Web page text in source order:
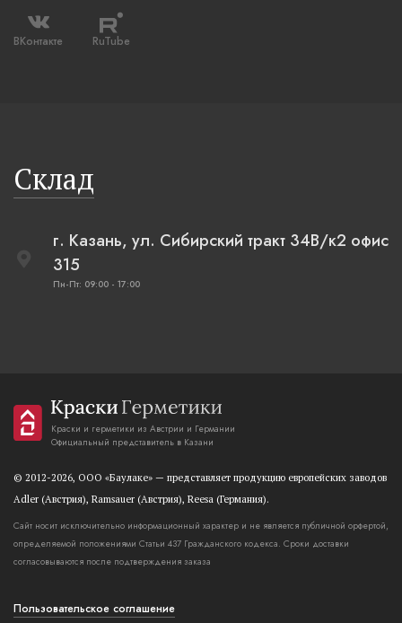
ВКонтакте RuTube
Склад
г. Казань, ул. Сибирский тракт 34В/к2 офис
315
Пн-Пт: 09:00 - 17:00
Краски и герметики из Австрии и Германии
Официальный представитель в Казани
© 2012-2026, OOO «Баулаке» — представляет продукцию европейских заводов
Adler (Австрия), Ramsauer (Австрия), Reesa (Германия).
Сайт носит исключительно информационный характер и не является публичной орфертой,
определяемой положениями Статьи 437 Гражданского кодекса. Сроки доставки
согласовываются после подтверждения заказа
Пользовательское соглашение